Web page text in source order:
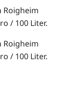
Roigheim
/ 100 Liter.
Roigheim
/ 100 Liter.